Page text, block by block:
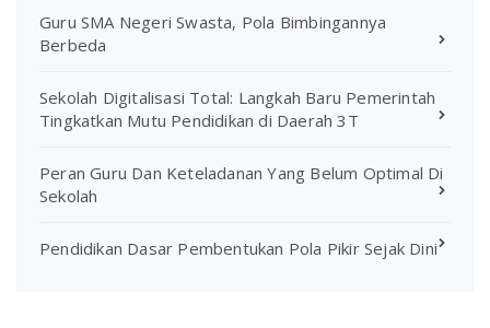
Guru SMA Negeri Swasta, Pola Bimbingannya
Berbeda
Sekolah Digitalisasi Total: Langkah Baru Pemerintah
Tingkatkan Mutu Pendidikan di Daerah 3T
Peran Guru Dan Keteladanan Yang Belum Optimal Di
Sekolah
Pendidikan Dasar Pembentukan Pola Pikir Sejak Dini